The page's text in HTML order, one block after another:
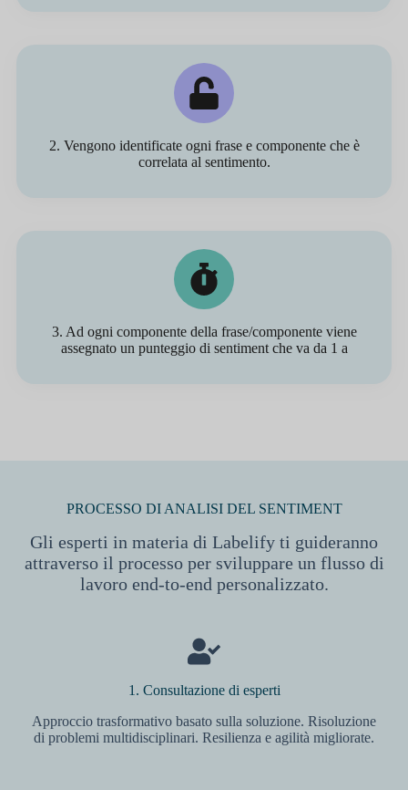
2. Vengono identificate ogni frase e componente che è
correlata al sentimento.
3. Ad ogni componente della frase/componente viene
assegnato un punteggio di sentiment che va da 1 a
PROCESSO DI ANALISI DEL SENTIMENT
Gli esperti in materia di Labelify ti guideranno
attraverso il processo per sviluppare un flusso di
lavoro end-to-end personalizzato.
1. Consultazione di esperti
Approccio trasformativo basato sulla soluzione. Risoluzione
di problemi multidisciplinari. Resilienza e agilità migliorate.